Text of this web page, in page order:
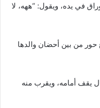
في يده، ويقول: “ههه، لا
حور من بين أحضان والدها
يقف أمامه، ويقرب منه